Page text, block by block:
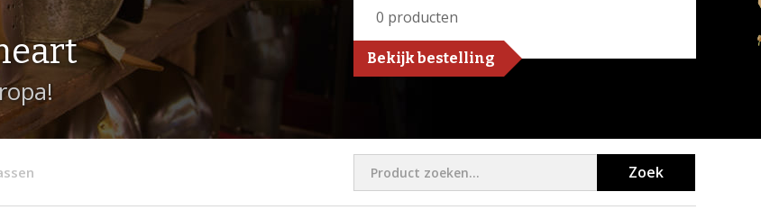
0 producten
Bekijk bestelling
Zoek